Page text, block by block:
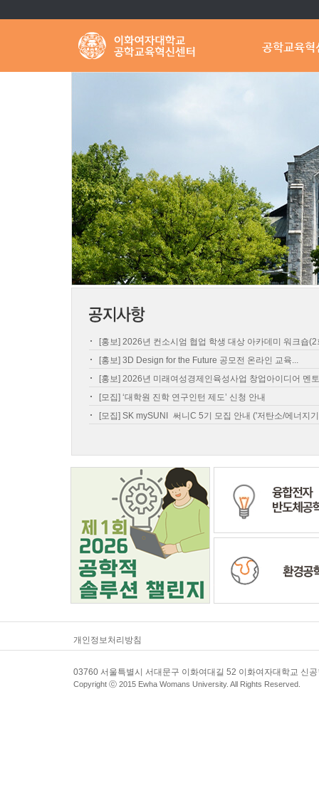
공학교육혁
[홍보] 2026년 컨소시엄 협업 학생 대상 아카데미 워크숍(2
[홍보] 3D Design for the Future 공모전 온라인 교육...
[홍보] 2026년 미래여성경제인육성사업 창업아이디어 멘
[모집] ‘대학원 진학 연구인턴 제도’ 신청 안내
[모집] SK mySUNI_써니C 5기 모집 안내 ('저탄소/에너지
개인정보처리방침
03760 서울특별시 서대문구 이화여대길 52 이화여자대학교 신
Copyright ⓒ 2015 Ewha Womans University. All Rights Reserved.